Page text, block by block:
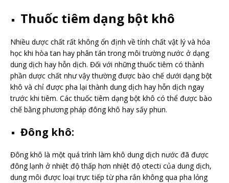
Thuốc tiêm dạng bột khô
Nhiều dược chất rất không ổn định về tính chất vật lý và hóa
học khi hòa tan hay phân tán trong môi trường nước ở dạng
dung dịch hay hỗn dịch. Đối với những thuốc tiêm có thành
phần dược chất như vậy thường được bào chế dưới dạng bột
khô và chỉ được pha lại thành dung dịch hay hỗn dịch ngay
trước khi tiêm. Các thuốc tiêm dạng bột khô có thể được bào
chế bằng phương pháp đông khô hay sấy phun.
Đông khô:
Đông khô là một quá trình làm khô dung dịch nước đã được
đông lạnh ở nhiệt độ thấp hơn nhiệt độ ơtecti của dung dịch,
dung môi được loại trực tiếp từ pha rắn không qua pha lỏng